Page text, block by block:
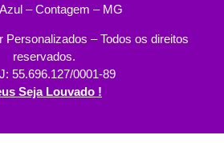
– Contagem – MG
Personalizados – Todos os direitos
reservados.
55.696.127/0001-89
Seja Louvado !